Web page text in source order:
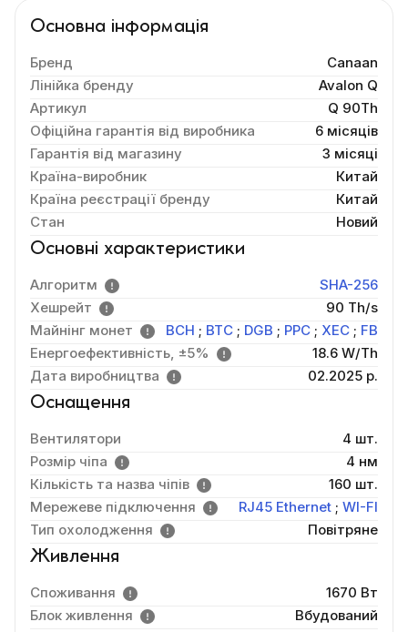
Основна інформація
Бренд
Canaan
Лінійка бренду
Avalon Q
Артикул
Q 90Th
Офіційна гарантія від виробника
6 місяців
Гарантія від магазину
3 місяці
Країна-виробник
Китай
Країна реєстрації бренду
Китай
Стан
Новий
Основні характеристики
Алгоритм
SHA-256
Хешрейт
90 Th/s
Майнінг монет
BCH ; BTC ; DGB ; PPC ; XEC ; FB
Енергоефективність, ±5%
18.6 W/Th
Дата виробництва
02.2025 р.
Оснащення
Вентилятори
4 шт.
Розмір чіпа
4 нм
Кількість та назва чіпів
160 шт.
Мережеве підключення
RJ45 Ethernet ; WI-FI
Тип охолодження
Повітряне
Живлення
Споживання
1670 Вт
Блок живлення
Вбудований